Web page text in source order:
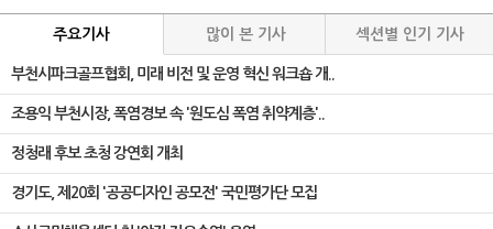
주요기사 많이 본 기사 섹션별 인기 기사
부천시파크골프협회, 미래 비전 및 운영 혁신 워크숍 개..
조용익 부천시장, 폭염경보 속 '원도심 폭염 취약계층'..
정청래 후보 초청 강연회 개최
경기도, 제20회 '공공디자인 공모전' 국민평가단 모집